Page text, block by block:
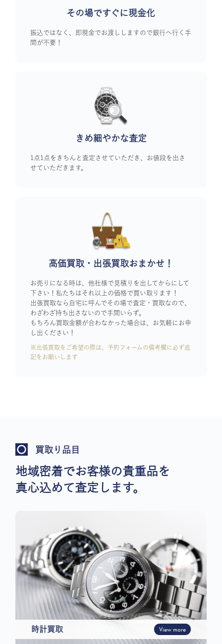
その場ですぐに現金化
振込ではなく、即現金でお渡ししますので銀行へ行く手
間が不要！
きめ細やかな査定
1点1点をきちんと査定させていただき、お値段を出さ
せていただきます。
高価買取・出張買取おまかせ！
お売りになる時は、他社様で見積りを出してからにして
下さい！私たちはそれ以上の価格で買い取ります！
出張買取なら自宅に呼んでその場で査定・買取なので、
わざわざ持ち出さないので手間いらず。
もちろん買取金額が合わなかった場合は、お気軽にお申
し出ください！
※出張買取をご希望の際は、予約フォームの備考欄に必ず追
記をお願いします
買取り品目
地域密着でお客様の貴重品を
真心込めて査定します。
時計買取 View more